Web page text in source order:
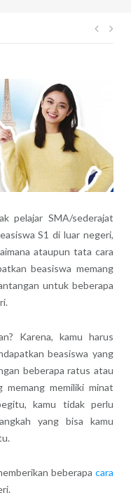
Post
pelajar SMA/sederajat
S1 di luar negeri,
ataupun tata cara
beasiswa memang
untuk beberapa
Karena, kamu harus
beasiswa yang
beberapa ratus atau
memang memiliki minat
kamu tidak perlu
yang bisa kamu
beberapacara